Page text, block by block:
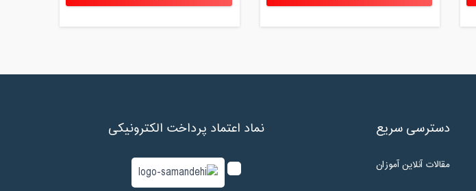
دسترسی سریع
مقالات آنلاین آموزان
نماد اعتماد پرداخت الکترونیکی